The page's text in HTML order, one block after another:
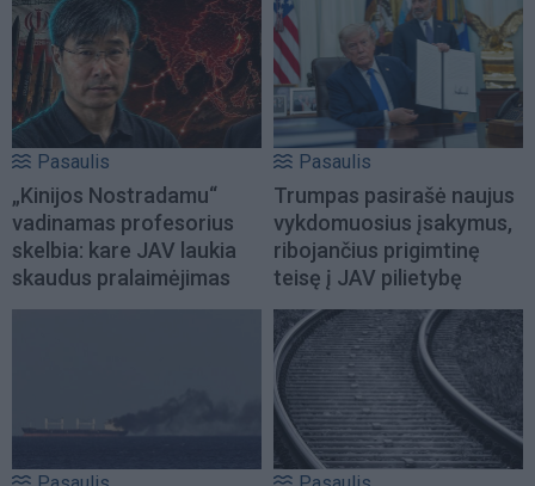
Pasaulis
„Kinijos Nostradamu“
vadinamas profesorius
skelbia: kare JAV laukia
skaudus pralaimėjimas
Pasaulis
Trumpas pasirašė naujus
vykdomuosius įsakymus,
ribojančius prigimtinę
teisę į JAV pilietybę